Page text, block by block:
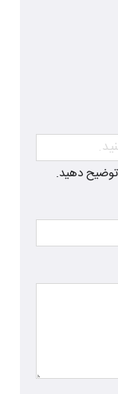
توضیح دهید.